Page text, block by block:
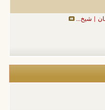
| شيخ...